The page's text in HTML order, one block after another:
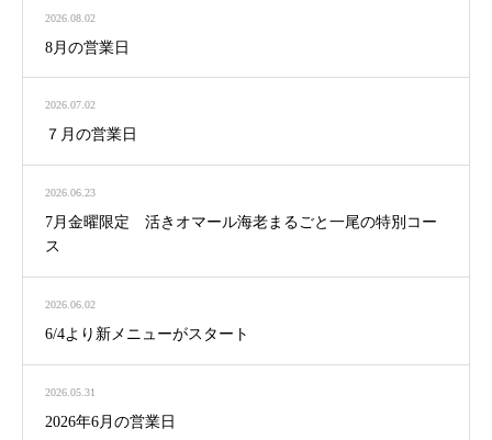
2026.08.02
8月の営業日
2026.07.02
７月の営業日
2026.06.23
7月金曜限定 活きオマール海老まるごと一尾の特別コー
ス
2026.06.02
6/4より新メニューがスタート
2026.05.31
2026年6月の営業日